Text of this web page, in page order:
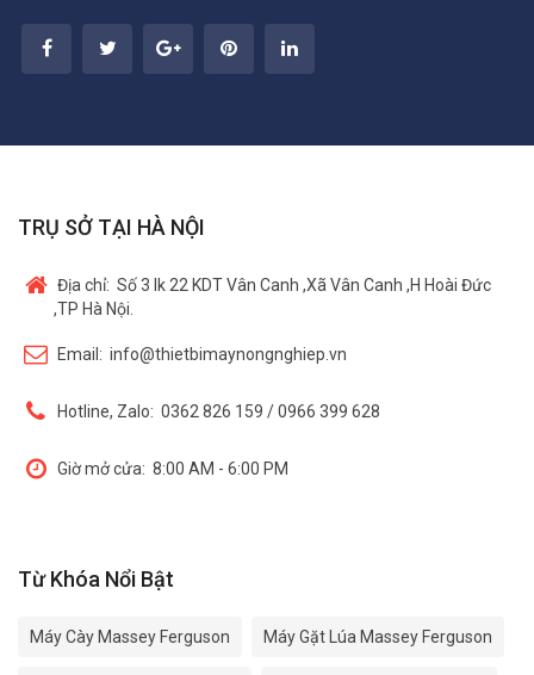
TRỤ SỞ TẠI HÀ NỘI
Địa chỉ: Số 3 lk 22 KDT Vân Canh ,Xã Vân Canh ,H Hoài Đức
,TP Hà Nội.
Email: info@thietbimaynongnghiep.vn
Hotline, Zalo: 0362 826 159 / 0966 399 628
Giờ mở cửa: 8:00 AM - 6:00 PM
Từ Khóa Nổi Bật
Máy Cày Massey Ferguson Máy Gặt Lúa Massey Ferguson